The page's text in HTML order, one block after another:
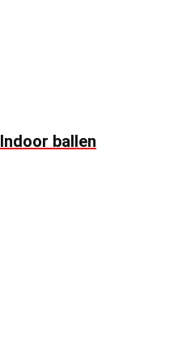
Indoor ballen